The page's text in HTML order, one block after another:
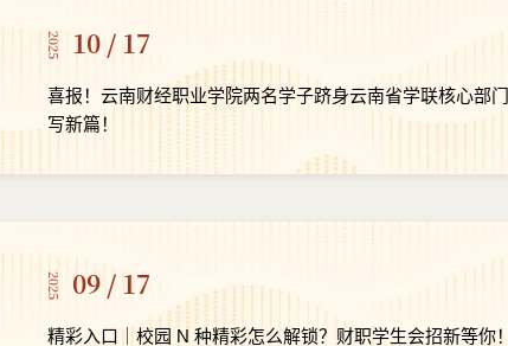
2025 10 / 17
喜报！云南财经职业学院两名学子跻身云南省学联核心部
写新篇！​
2025 09 / 17
精彩入口｜校园 N 种精彩怎么解锁？财职学生会招新等你